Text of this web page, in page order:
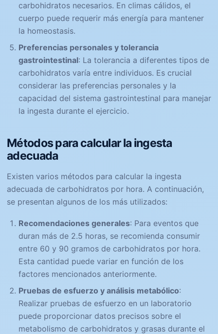
carbohidratos necesarios. En climas cálidos, el
cuerpo puede requerir más energía para mantener
la homeostasis.
Preferencias personales y tolerancia
gastrointestinal: La tolerancia a diferentes tipos de
carbohidratos varía entre individuos. Es crucial
considerar las preferencias personales y la
capacidad del sistema gastrointestinal para manejar
la ingesta durante el ejercicio.
Métodos para calcular la ingesta
adecuada
Existen varios métodos para calcular la ingesta
adecuada de carbohidratos por hora. A continuación,
se presentan algunos de los más utilizados:
Recomendaciones generales: Para eventos que
duran más de 2.5 horas, se recomienda consumir
entre 60 y 90 gramos de carbohidratos por hora.
Esta cantidad puede variar en función de los
factores mencionados anteriormente.
Pruebas de esfuerzo y análisis metabólico:
Realizar pruebas de esfuerzo en un laboratorio
puede proporcionar datos precisos sobre el
metabolismo de carbohidratos y grasas durante el